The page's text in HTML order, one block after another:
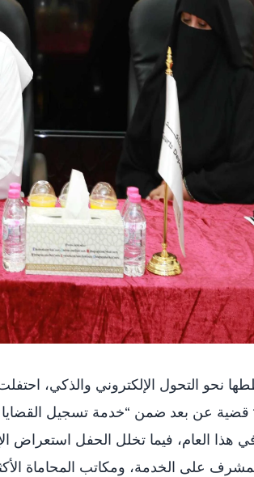
نحو التحول الإلكتروني والذكي،
1500 قضية عن بعد ضمن “خدمة تسجيل
في هذا العام، فيما تخلل الحفل استعراض
على الخدمة، ومكاتب المحاماة